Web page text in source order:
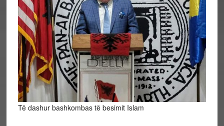
Të dashur bashkombas të besimit Islam